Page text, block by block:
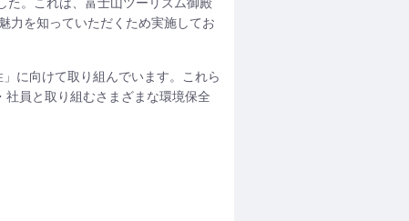
力を知っていただくため実施してお
に向けて取り組んでいます。これら
員と取り組むさまざまな環境保全